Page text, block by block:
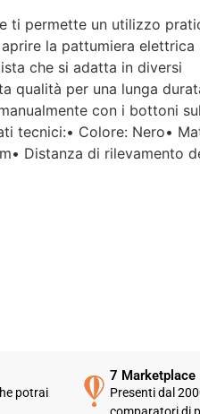
ti permette un utilizzo
la pattumiera elettrica
che si adatta in diversi
qualità per una lunga
con i bottoni
tecnici:• Colore: Nero•
Distanza di rilevamento
potrai
7 Marketplace
Presenti dal